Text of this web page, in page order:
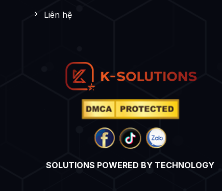
Liên hệ
SOLUTIONS POWERED BY TECHNOLOGY